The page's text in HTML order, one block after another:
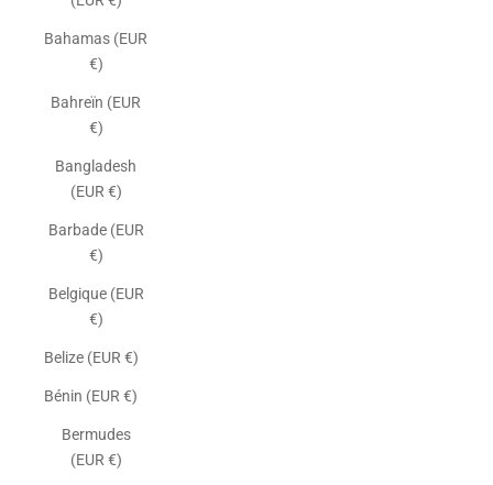
Bahamas (EUR
€)
Bahreïn (EUR
€)
Bangladesh
(EUR €)
Barbade (EUR
€)
Belgique (EUR
€)
Belize (EUR €)
Bénin (EUR €)
Bermudes
(EUR €)